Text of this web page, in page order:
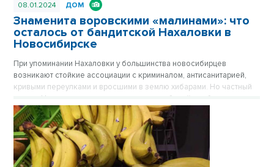
08.01.2024 ДОМ
Знаменита воровскими «малинами»: что
осталось от бандитской Нахаловки в
Новосибирске
При упоминании Нахаловки у большинства новосибирцев
возникают стойкие ассоциации с криминалом, антисанитарией,
кривыми переулками и вросшими в землю хибарами. Но частный
сектор Нахаловки, где сильны правила рабочей слободки, уже не
тот, что прежде. Дома здесь примерили одежду из сайдинга, есть
водопровод, проводится газ. Здесь даже родился самый
легендарный герой Новосибирска, но инвесторы все еще
обходят стороной близкую к Оби территорию. Публикуется
повторно в цикле «Лучшие материалы VN.RU за 2023 год».